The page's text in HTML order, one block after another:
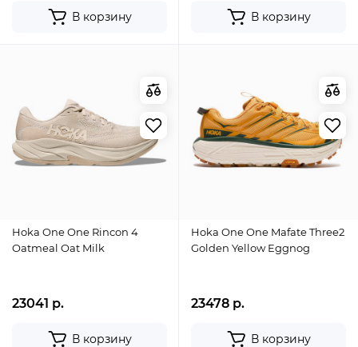
В корзину В корзину
Hoka One One Rincon 4
Oatmeal Oat Milk
23041 р.
В корзину
Hoka One One Mafate Three2
Golden Yellow Eggnog
23478 р.
В корзину